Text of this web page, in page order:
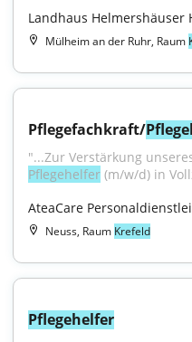
Landhaus Helmershäuser
Mülheim an der Ruhr, Raum
Pflegefachkraft/
Pflegehelfer (m/w/d) in
AteaCare
Neuss, Raum Krefeld
Pflegehelfer